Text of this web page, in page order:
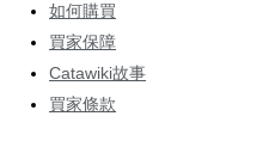
如何購買
買家保障
Catawiki故事
買家條款